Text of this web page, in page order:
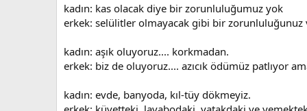
kadın: kas olacak diye bir zorunluluğumuz yok
erkek: selülitler olmayacak gibi bir zorunluluğunuz
kadın: aşık oluyoruz.... korkmadan.
erkek: biz de oluyoruz.... azıcık ödümüz patlıyor
kadın: evde, banyoda, kıl-tüy dökmeyiz.